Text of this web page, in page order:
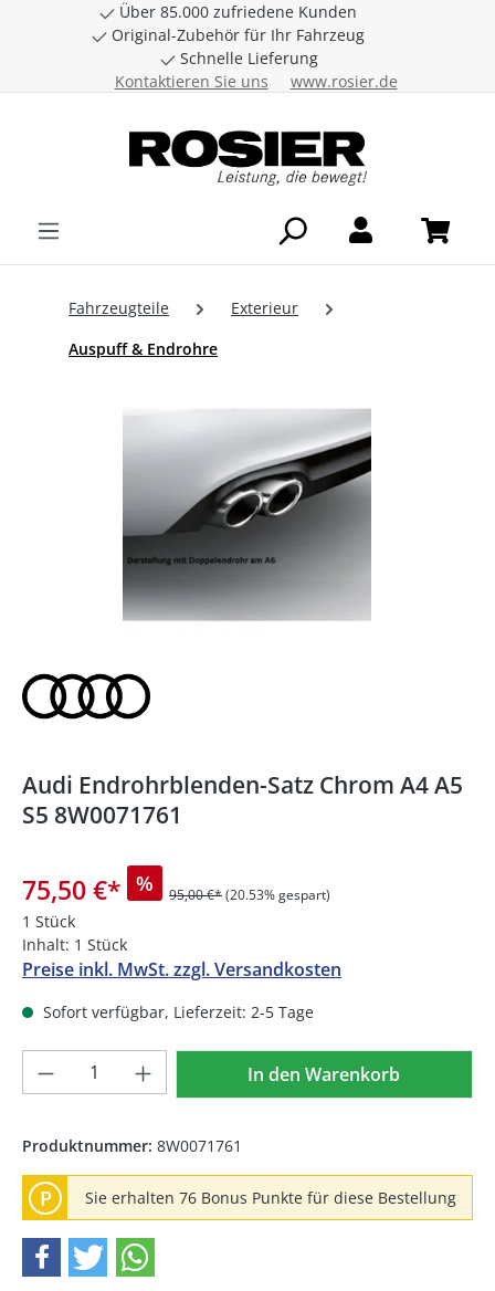
Zum Hauptinhalt springen
Über 85.000 zufriedene Kunden
Original-Zubehör für Ihr Fahrzeug
Schnelle Lieferung
Kontaktieren Sie uns
www.rosier.de
Fahrzeugteile
Exterieur
Auspuff & Endrohre
Audi Endrohrblenden-Satz Chrom A4 A5
S5 8W0071761
75,50 €* % 95,00 €*(20.53% gespart)
1 Stück
Inhalt: 1 Stück
Preise inkl. MwSt. zzgl. Versandkosten
Sofort verfügbar, Lieferzeit: 2-5 Tage
Produkt Anzahl: Gib denIn den Warenkorb
Produktnummer: 8W0071761
P Sie erhalten 76 Bonus Punkte für diese Bestellung